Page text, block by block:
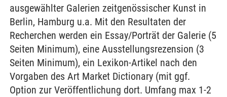
ausgewählter Galerien zeitgenössischer Kunst in
Berlin, Hamburg u.a. Mit den Resultaten der
Recherchen werden ein Essay/Porträt der Galerie (5
Seiten Minimum), eine Ausstellungsrezension (3
Seiten Minimum), ein Lexikon-Artikel nach den
Vorgaben des Art Market Dictionary (mit ggf.
Option zur Veröffentlichung dort. Umfang max 1-2